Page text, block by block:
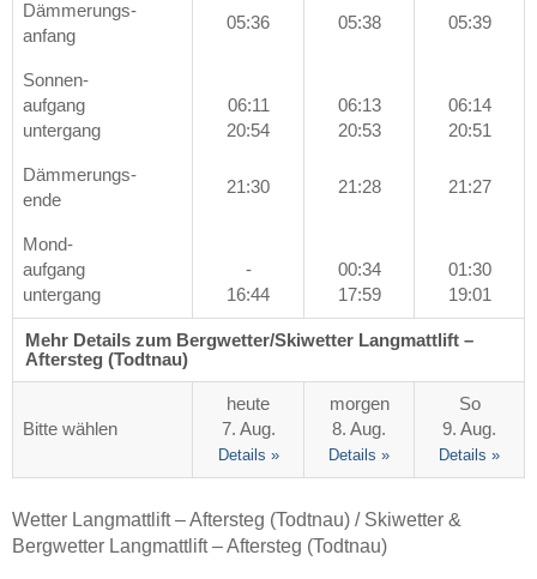
Dämmerungs-
anfang
05:36 05:38 05:39
Sonnen-
aufgang
untergang
06:11
20:54
06:13
20:53
06:14
20:51
Dämmerungs-
ende
21:30 21:28 21:27
Mond-
aufgang
untergang
-
16:44
00:34
17:59
01:30
19:01
Mehr Details zum Bergwetter/Skiwetter Langmattlift –
Aftersteg (Todtnau)
Bitte wählen
heute
7. Aug.
Details »
morgen
8. Aug.
Details »
So
9. Aug.
Details »
Wetter Langmattlift – Aftersteg (Todtnau) / Skiwetter &
Bergwetter Langmattlift – Aftersteg (Todtnau)